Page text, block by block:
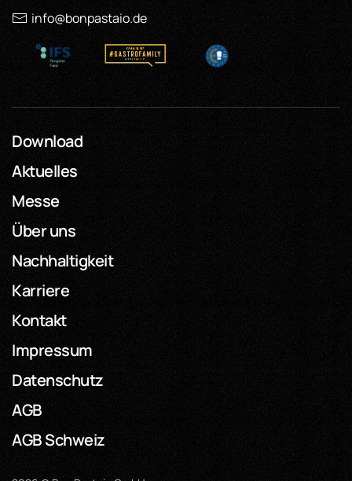
info@bonpastaio.de
Download
Aktuelles
Messe
Über uns
Nachhaltigkeit
Karriere
Kontakt
Impressum
Datenschutz
AGB
AGB Schweiz